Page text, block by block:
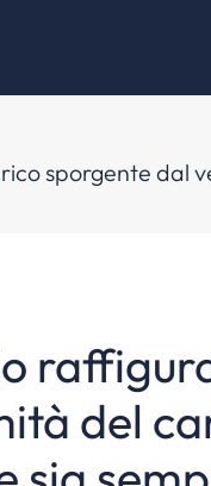
sporgente dal
del